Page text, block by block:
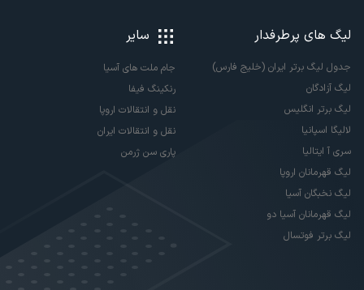
لیگ های پرطرفدار
جدول لیگ برتر ایران (خلیج فارس)
لیگ آزادگان
لیگ برتر انگلیس
لالیگا اسپانیا
سری آ ایتالیا
لیگ قهرمانان اروپا
لیگ نخبگان آسیا
لیگ قهرمانان آسیا دو
لیگ برتر فوتسال
سایر
جام ملت های آسیا
رنکینگ فیفا
نقل و انتقالات اروپا
نقل و انتقالات ایران
پاری سن ژرمن